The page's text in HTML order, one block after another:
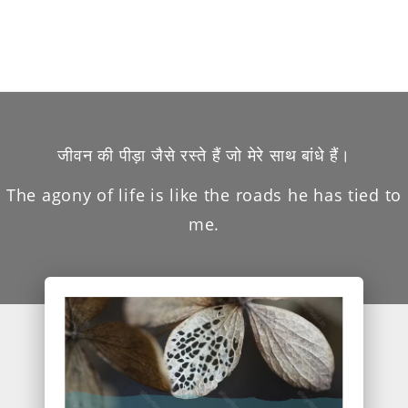
जीवन की पीड़ा जैसे रस्ते हैं जो मेरे साथ बांधे हैं।
The agony of life is like the roads he has tied to
me.